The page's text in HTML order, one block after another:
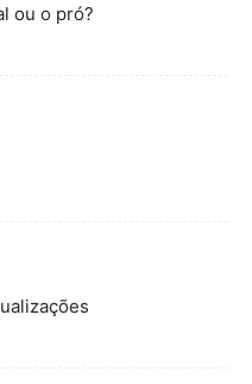
ou o pró?